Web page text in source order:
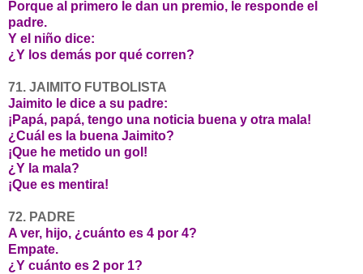
Porque al primero le dan un premio, le responde el
padre.
Y el niño dice:
¿Y los demás por qué corren?
71. JAIMITO FUTBOLISTA
Jaimito le dice a su padre:
¡Papá, papá, tengo una noticia buena y otra mala!
¿Cuál es la buena Jaimito?
¡Que he metido un gol!
¿Y la mala?
¡Que es mentira!
72. PADRE
A ver, hijo, ¿cuánto es 4 por 4?
Empate.
¿Y cuánto es 2 por 1?